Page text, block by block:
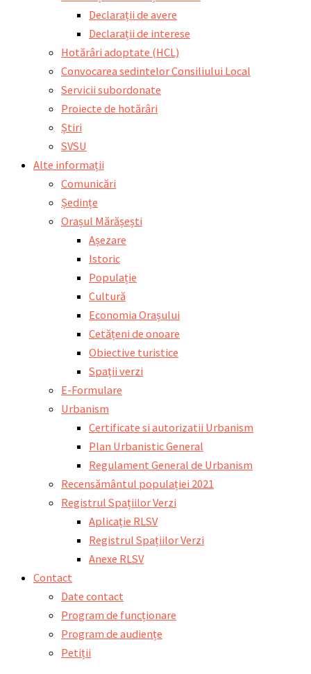
Declarații de avere
Declarații de interese
Hotărâri adoptate (HCL)
Convocarea sedintelor Consiliului Local
Servicii subordonate
Proiecte de hotărâri
Știri
SVSU
Alte informații
Comunicări
Ședințe
Orașul Mărășești
Așezare
Istoric
Populație
Cultură
Economia Orașului
Cetățeni de onoare
Obiective turistice
Spații verzi
E-Formulare
Urbanism
Certificate si autorizatii Urbanism
Plan Urbanistic General
Regulament General de Urbanism
Recensământul populației 2021
Registrul Spațiilor Verzi
Aplicație RLSV
Registrul Spațiilor Verzi
Anexe RLSV
Contact
Date contact
Program de funcționare
Program de audiențe
Petiții